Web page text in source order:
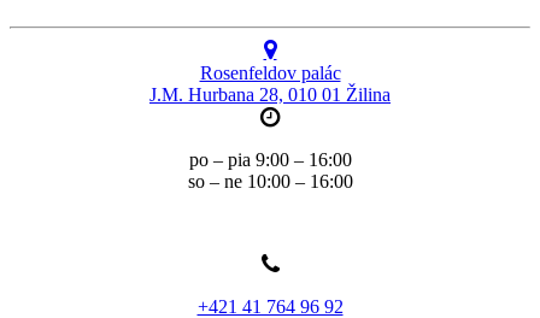
Rosenfeldov palác
J.M. Hurbana 28, 010 01 Žilina
po – pia 9:00 – 16:00
so – ne 10:00 – 16:00
+421 41 764 96 92